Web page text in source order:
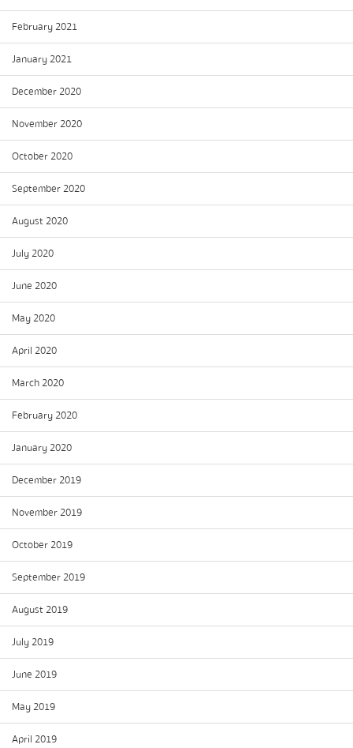
February 2021
January 2021
December 2020
November 2020
October 2020
September 2020
August 2020
July 2020
June 2020
May 2020
April 2020
March 2020
February 2020
January 2020
December 2019
November 2019
October 2019
September 2019
August 2019
July 2019
June 2019
May 2019
April 2019